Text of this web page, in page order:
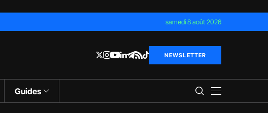
samedi 8 août 2026
NEWSLETTER
Guides